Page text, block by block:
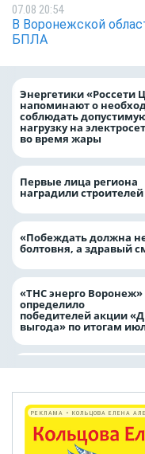
07.08 20:54
В Воронежской
БПЛА
Энергетики «Россети
напоминают о
соблюдать
нагрузку на
во время жары
Первые лица региона
наградили
«Побеждать должна
болтовня, а здравый
«ТНС энерго Воронеж»
определило
победителей акции
выгода» по итогам
РЕКЛАМА • КОЛЬЦОВА ЕЛЕНА